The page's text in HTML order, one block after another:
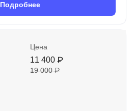
Подробнее
Цена
11 400 ₽
19 000 ₽